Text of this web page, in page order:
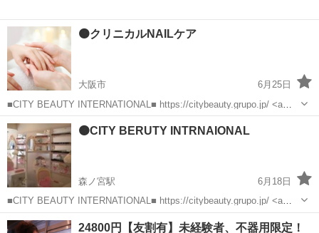
🟠クリニカルNAILケア
大阪市
6月25日
■CITY BEAUTY INTERNATIONAL■ https://citybeauty.grupo.jp/ <a
href="https://lin.ee/LqXow6e"><img src="http...
大阪 大阪市
🟠CITY BERUTY INTRNAIONAL
森ノ宮駅
6月18日
■CITY BEAUTY INTERNATIONAL■ https://citybeauty.grupo.jp/ <a
href="https://lin.ee/LqXow6e"><img src="https:/...
大阪 大阪市 森ノ宮駅 ネイル リンパ
24800円【友割有】未経験者、不器用限定！